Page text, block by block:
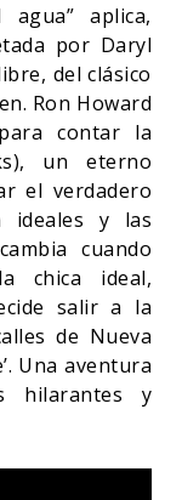
aplica,
por Daryl
del clásico
Ron Howard
contar la
un eterno
el verdadero
y las
cuando
chica ideal,
salir a la
de Nueva
Una aventura
hilarantes y